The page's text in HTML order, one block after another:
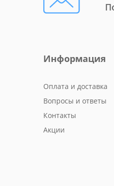
Информация
Оплата и доставка
Вопросы и ответы
Контакты
Акции